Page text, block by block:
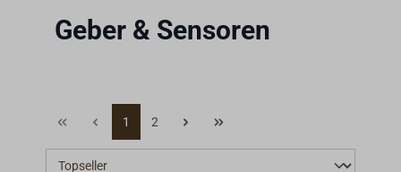
Geber & Sensoren
1 2